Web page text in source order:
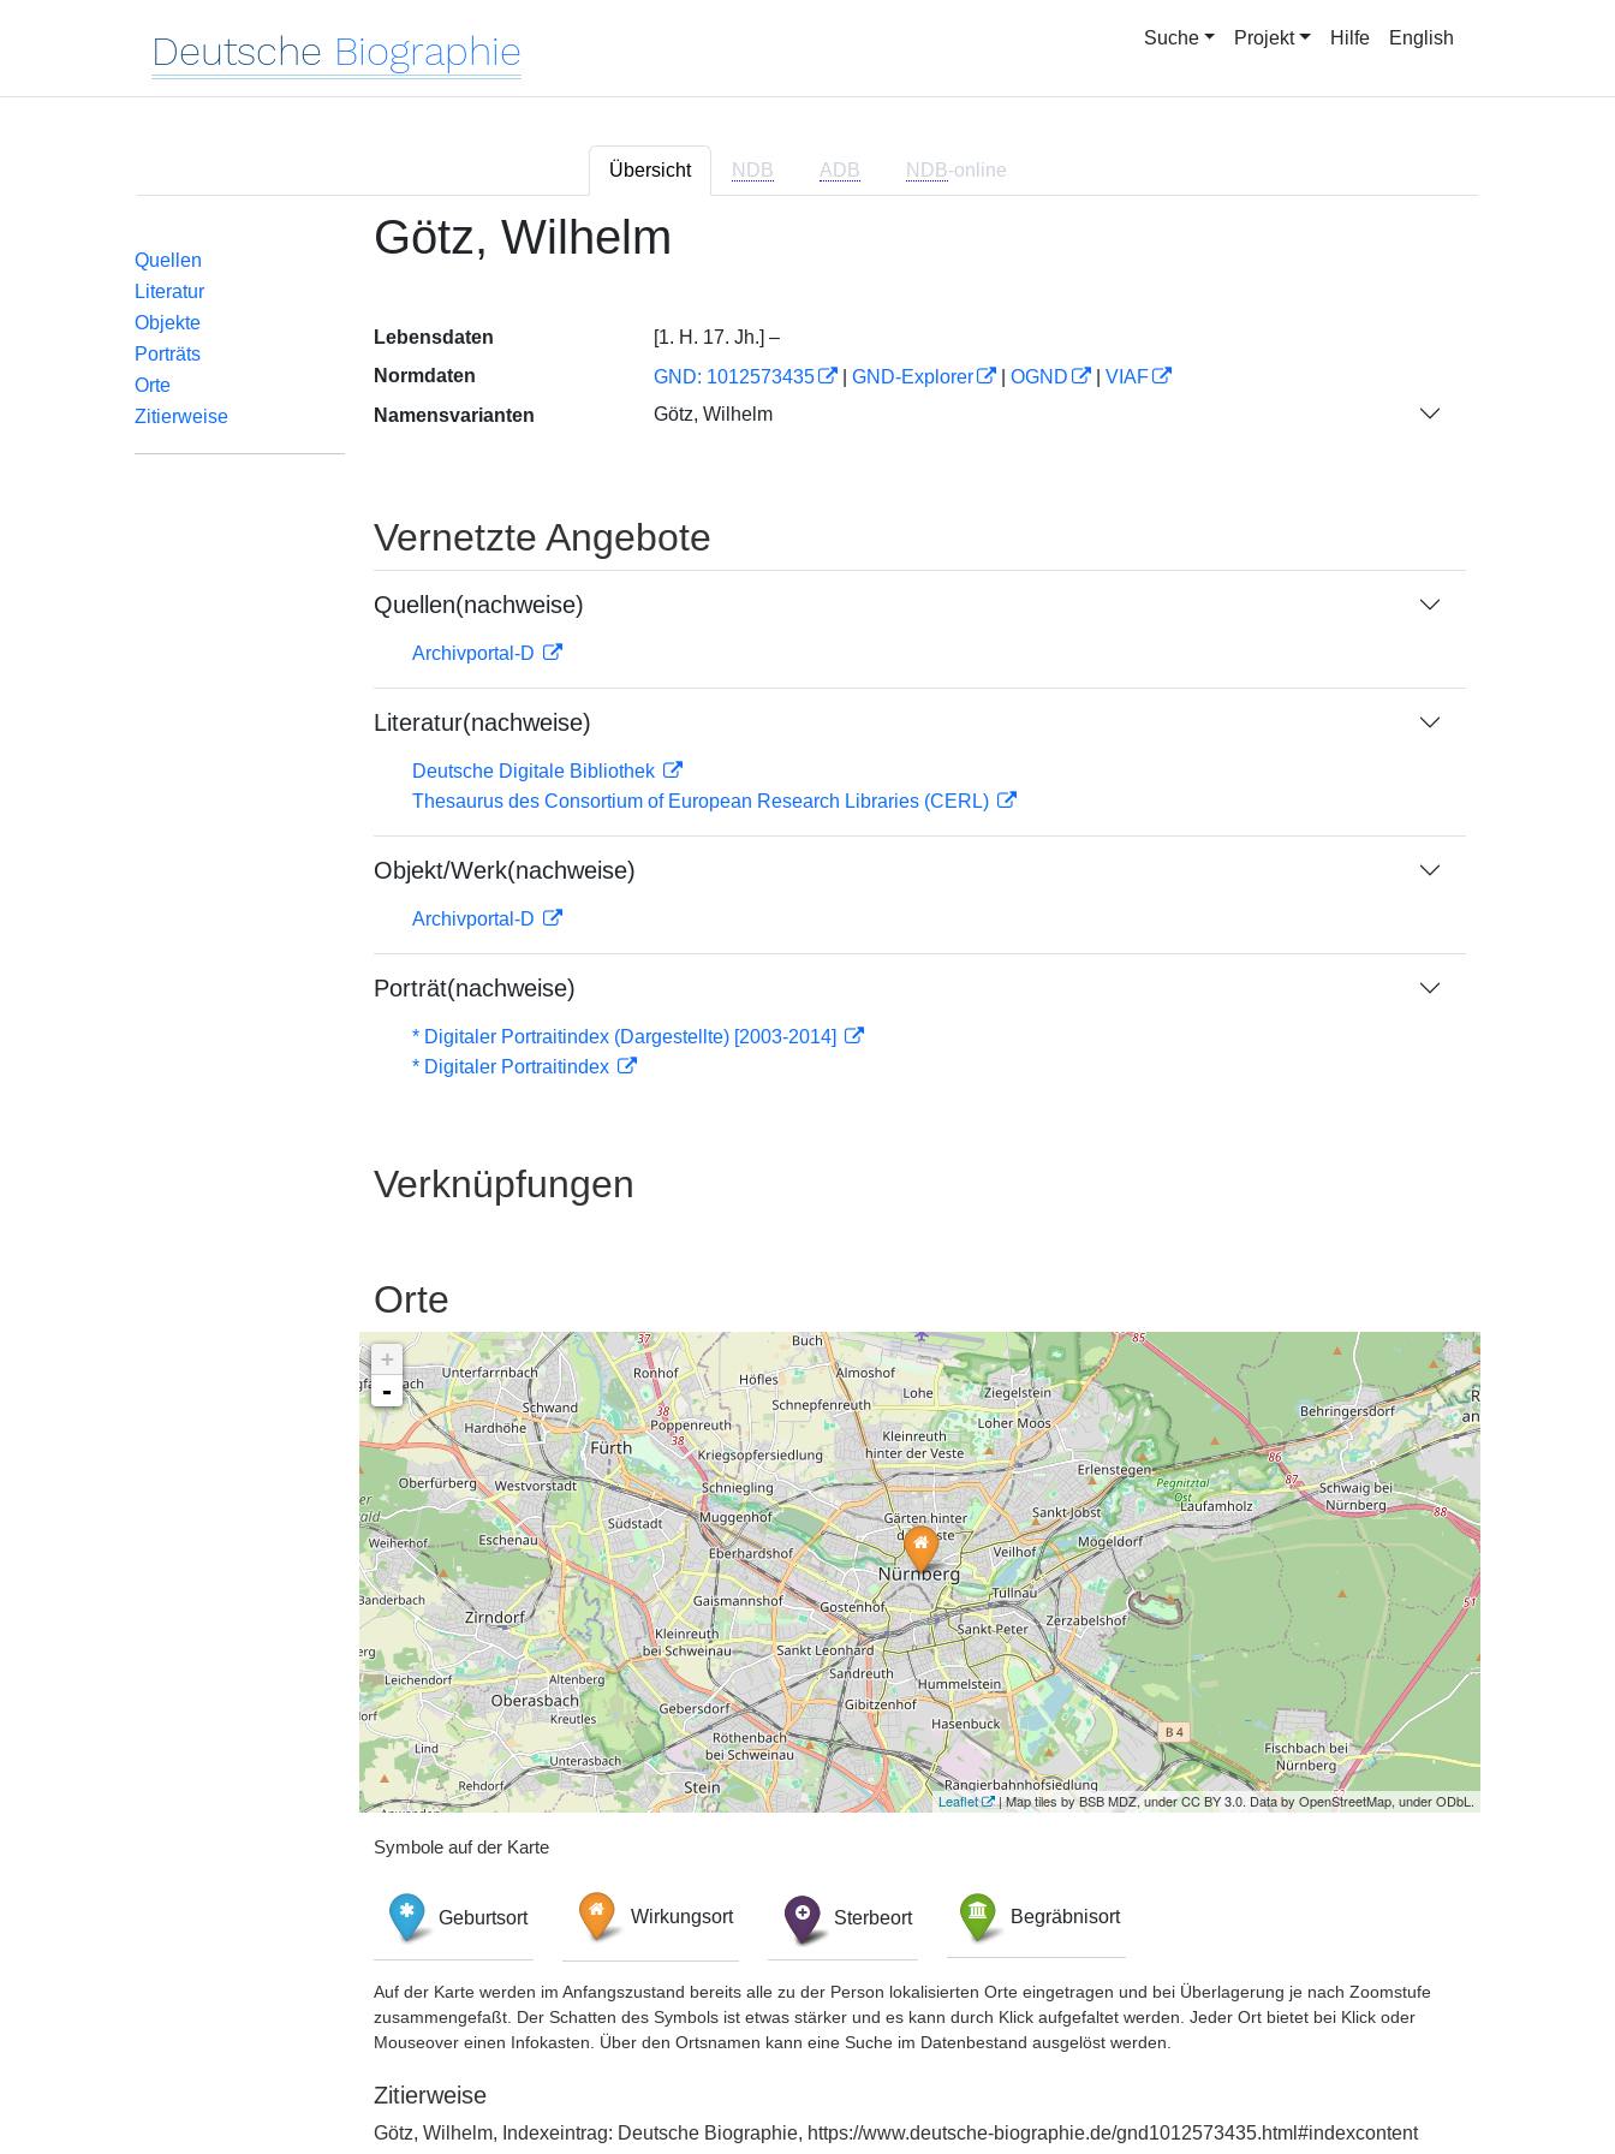
Deutsche Biographie Suche Projekt Hilfe English
Übersicht NDB ADB NDB-online
Quellen
Literatur
Objekte
Porträts
Orte
Zitierweise
Götz, Wilhelm
Lebensdaten
[1. H. 17. Jh.] –
Normdaten
GND: 1012573435 GND-Explorer OGND
VIAF
Namensvarianten
Götz, Wilhelm
Vernetzte Angebote
Quellen(nachweise)
Archivportal-D
Literatur(nachweise)
Deutsche Digitale Bibliothek
Thesaurus des Consortium of European Research Libraries (CERL)
Objekt/Werk(nachweise)
Archivportal-D
Porträt(nachweise)
* Digitaler Portraitindex (Dargestellte) [2003-2014]
* Digitaler Portraitindex
Verknüpfungen
Orte
+
-
Leaflet | Map tiles by BSB MDZ, under CC BY 3.0. Data by OpenStreetMap, under ODbL.
Symbole auf der Karte
Geburtsort Wirkungsort Sterbeort Begräbnisort
Auf der Karte werden im Anfangszustand bereits alle zu der Person lokalisierten Orte eingetragen und bei Überlagerung je nach Zoomstufe
zusammengefaßt. Der Schatten des Symbols ist etwas stärker und es kann durch Klick aufgefaltet werden. Jeder Ort bietet bei Klick oder
Mouseover einen Infokasten. Über den Ortsnamen kann eine Suche im Datenbestand ausgelöst werden.
Zitierweise
Götz, Wilhelm, Indexeintrag: Deutsche Biographie, https://www.deutsche-biographie.de/gnd1012573435.html#indexcontent